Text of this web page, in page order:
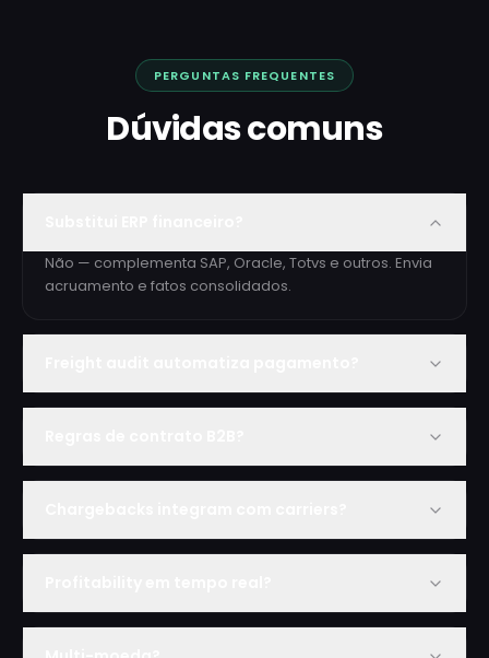
PERGUNTAS FREQUENTES
Dúvidas comuns
Não — complementa SAP, Oracle, Totvs e outros. Envia
acruamento e fatos consolidados.